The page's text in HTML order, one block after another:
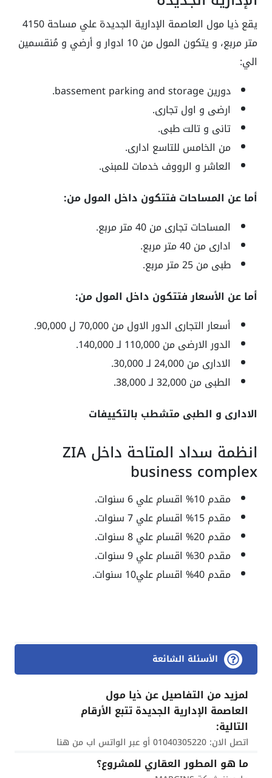
يقع ذيا مول العاصمة الإدارية الجديدة علي مساحة 4150
متر مربع، و يتكون المول من 10 ادوار و أرضي و مُنقسمين
الي:
دورين bassement parking and storage.
ارضى و اول تجارى.
تانى و تالت طبى.
من الخامس للتاسع ادارى.
العاشر و الرووف خدمات للمبنى.
أما عن المساحات فتتكون داخل المول من:
المساحات تجارى من 40 متر مربع.
ادارى من 40 متر مربع.
طبى من 25 متر مربع.
أما عن الأسعار فتتكون داخل المول من:
أسعار التجارى الدور الاول من 70,000 ل 90,000.
الدور الارضى من 110,000 لـ 140,000.
الادارى من 24,000 لـ 30,000.
الطبى من 32,000 لـ 38,000.
الادارى و الطبى متشطب بالتكييفات
انظمة سداد المتاحة داخل ZIA
business complex
مقدم 10% اقسام علي 6 سنوات.
مقدم 15% اقسام علي 7 سنوات.
مقدم 20% اقسام علي 8 سنوات.
مقدم 30% اقسام علي 9 سنوات.
مقدم 40% اقسام علي10 سنوات.
الأسئلة الشائعة
لمزيد من التفاصيل عن ذيا مول
العاصمة الإدارية الجديدة تتبع الأرقام
التالية:
اتصل الان: 01040305220 أو عبر الواتس اب من هنا
ما هو المطور العقاري للمشروع؟